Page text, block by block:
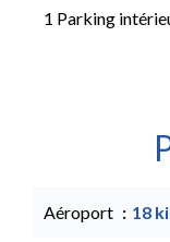
1 Parking
Aéroport 18